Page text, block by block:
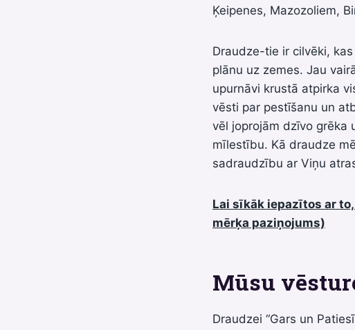
Ķeipenes, Mazozoliem,
Draudze-tie ir cilvēki,
plānu uz zemes. Jau
upurnāvi krustā atpirka
vēsti par pestīšanu un
vēl joprojām dzīvo grēka
mīlestību. Kā draudze
sadraudzību ar Viņu
Lai sīkāk iepazītos ar
mērķa paziņojums)
Mūsu
Draudzei “Gars un